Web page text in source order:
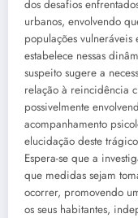
dos desafios
urbanos, envolvendo
populações
estabelece nessas
suspeito sugere a
relação à reincidência
possivelmente
acompanhamento
elucidação deste
Espera-se que a
que medidas sejam
ocorrer, promovendo
os seus habitantes,